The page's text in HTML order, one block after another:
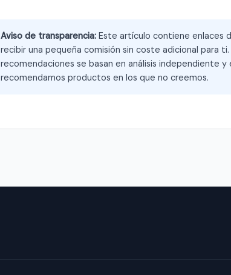
Aviso de transparencia: Este artículo contiene enlaces
recibir una pequeña comisión sin coste adicional para
recomendaciones se basan en análisis independiente
recomendamos productos en los que no creemos.